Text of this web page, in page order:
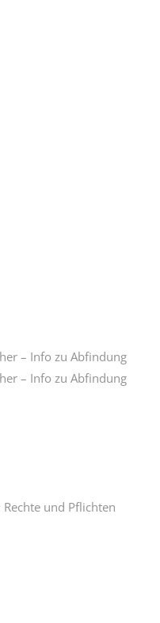
– Info zu Abfindung
– Info zu Abfindung
und Pflichten